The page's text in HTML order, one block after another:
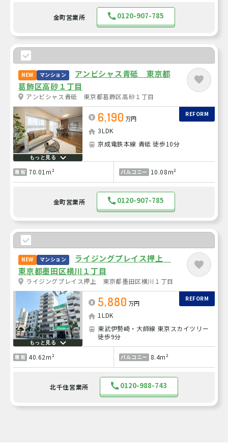
金町営業所 0120-907-785
NEW マンション
REFORM
アンビシャス青砥 東京都
葛飾区高砂１丁目
アンビシャス青砥 東京都葛飾区高砂１丁目
もっと見る
6,190 万円
3LDK
京成電鉄本線 青砥 徒歩10分
専有 70.01m² バルコニー 10.08m²
金町営業所 0120-907-785
NEW マンション
REFORM
ライジングプレイス押上
東京都墨田区横川１丁目
ライジングプレイス押上 東京都墨田区横川１丁目
もっと見る
5,880 万円
1LDK
東武伊勢崎・大師線 東京スカイツリー
徒歩9分
専有 40.62m² バルコニー 8.4m²
北千住営業所 0120-988-743